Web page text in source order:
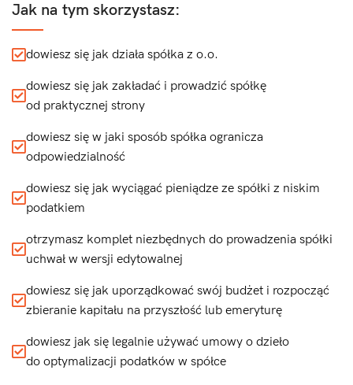
Jak na tym skorzystasz:
dowiesz się jak działa spółka z o.o.
dowiesz się jak zakładać i prowadzić spółkę
od praktycznej strony
dowiesz się w jaki sposób spółka ogranicza
odpowiedzialność
dowiesz się jak wyciągać pieniądze ze spółki z niskim
podatkiem
otrzymasz komplet niezbędnych do prowadzenia spółki
uchwał w wersji edytowalnej
dowiesz się jak uporządkować swój budżet i rozpocząć
zbieranie kapitału na przyszłość lub emeryturę
dowiesz jak się legalnie używać umowy o dzieło
do optymalizacji podatków w spółce